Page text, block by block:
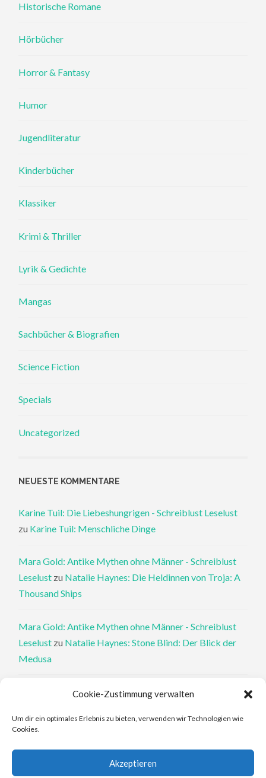
Cookie-Zustimmung verwalten
Um dir ein optimales Erlebnis zu bieten, verwenden wir Technologien wie
Cookies.
Akzeptieren
Historische Romane
Hörbücher
Horror & Fantasy
Humor
Jugendliteratur
Kinderbücher
Klassiker
Krimi & Thriller
Lyrik & Gedichte
Mangas
Sachbücher & Biografien
Science Fiction
Specials
Uncategorized
NEUESTE KOMMENTARE
Karine Tuil: Die Liebeshungrigen - Schreiblust Leselust
zu Karine Tuil: Menschliche Dinge
Mara Gold: Antike Mythen ohne Männer - Schreiblust
Leselust zu Natalie Haynes: Die Heldinnen von Troja: A
Thousand Ships
Mara Gold: Antike Mythen ohne Männer - Schreiblust
Leselust zu Natalie Haynes: Stone Blind: Der Blick der
Medusa
Philippa Perry: Die Therapeutin und ihre Mörder: Dr. Pat
Philippa Perry: Das Buch, von dem du dir wünschst, deine
Elena Ferrante: An den Rändern - Schreiblust Leselust